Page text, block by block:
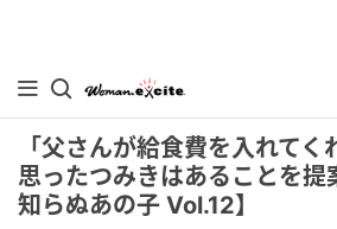
「父さんが給食費を入れて
思ったつみきはあることを提
知らぬあの子 Vol.12】